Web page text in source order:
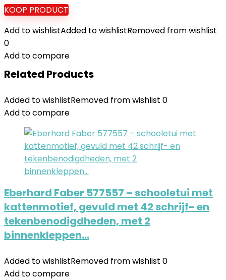
KOOP PRODUCT
Add to wishlistAdded to wishlistRemoved from wishlist
0
Add to compare
Related Products
Added to wishlistRemoved from wishlist 0
Add to compare
Eberhard Faber 577557 – schooletui met
kattenmotief, gevuld met 42 schrijf- en
tekenbenodigdheden, met 2
binnenkleppen…
Added to wishlistRemoved from wishlist 0
Add to compare